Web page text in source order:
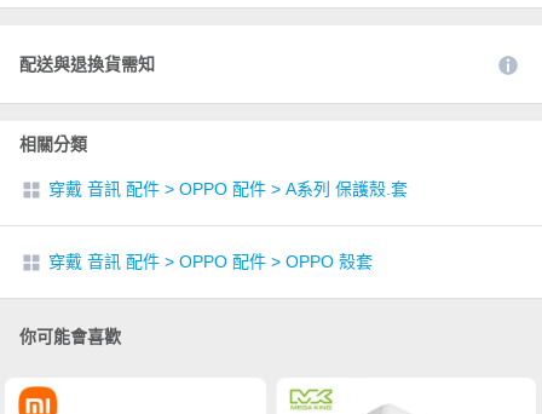
配送與退換貨需知
相關分類
穿戴 音訊 配件 > OPPO 配件 > A系列 保護殼.套
穿戴 音訊 配件 > OPPO 配件 > OPPO 殼套
你可能會喜歡